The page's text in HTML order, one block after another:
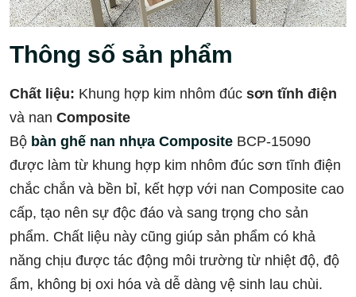
Thông số sản phẩm
Chất liệu: Khung hợp kim nhôm đúc sơn tĩnh điện
và nan Composite
Bộ bàn ghế nan nhựa Composite BCP-15090
được làm từ khung hợp kim nhôm đúc sơn tĩnh điện
chắc chắn và bền bỉ, kết hợp với nan Composite cao
cấp, tạo nên sự độc đáo và sang trọng cho sản
phẩm. Chất liệu này cũng giúp sản phẩm có khả
năng chịu được tác động môi trường từ nhiệt độ, độ
ẩm, không bị oxi hóa và dễ dàng vệ sinh lau chùi.